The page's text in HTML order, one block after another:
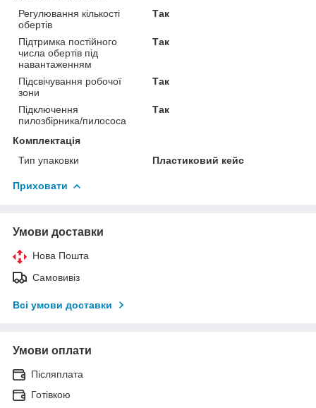
Регулювання кількості
обертів
Так
Підтримка постійного
числа обертів під
навантаженням
Так
Підсвічування робочої
зони
Так
Підключення
пилозбірника/пилососа
Так
Комплектація
Тип упаковки
Пластиковий кейс
Приховати
Умови доставки
Нова Пошта
Самовивіз
Всі умови доставки
Умови оплати
Післяплата
Готівкою